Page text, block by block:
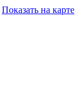
Показать на карте